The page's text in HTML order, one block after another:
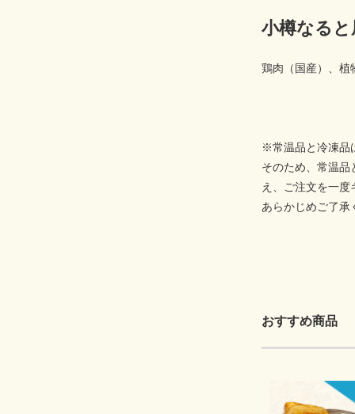
小樽なる
鶏肉（国産）、植
※常温品と冷凍品
そのため、常温品
え、ご注文を一
あらかじめご了承
おすすめ商品